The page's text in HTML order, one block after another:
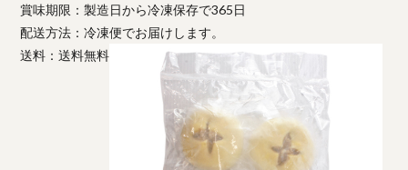
賞味期限：製造日から冷凍保存で365日
配送方法：冷凍便でお届けします。
送料：送料無料